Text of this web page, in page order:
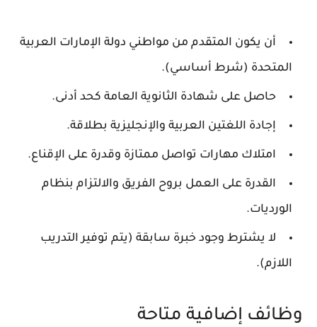
أن يكون المتقدم من مواطني دولة الإمارات العربية
المتحدة (شرط أساسي).
حاصل على شهادة الثانوية العامة كحد أدنى.
إجادة اللغتين العربية والإنجليزية بطلاقة.
امتلاك مهارات تواصل ممتازة وقدرة على الإقناع.
القدرة على العمل بروح الفريق والالتزام بنظام
الورديات.
لا يشترط وجود خبرة سابقة (يتم توفير التدريب
اللازم).
وظائف إضافية متاحة